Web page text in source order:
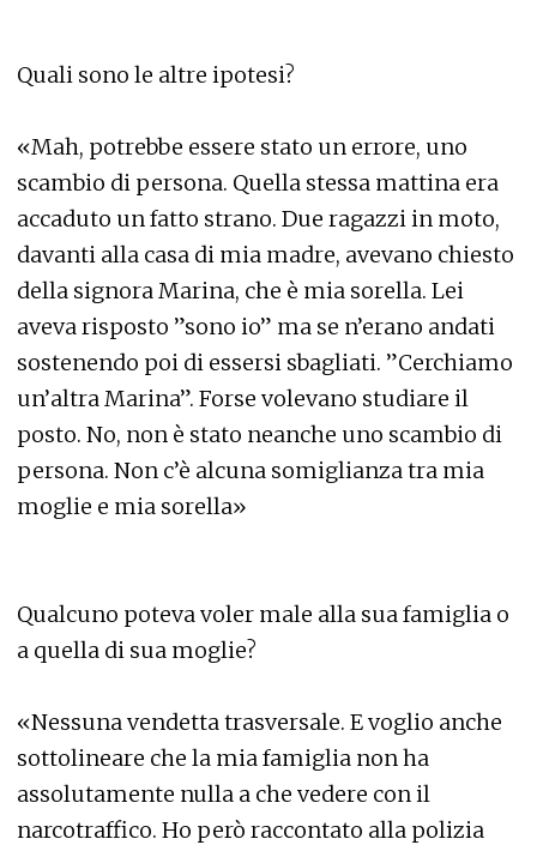
Quali sono le altre ipotesi?
«Mah, potrebbe essere stato un errore, uno
scambio di persona. Quella stessa mattina era
accaduto un fatto strano. Due ragazzi in moto,
davanti alla casa di mia madre, avevano chiesto
della signora Marina, che è mia sorella. Lei
aveva risposto ”sono io” ma se n’erano andati
sostenendo poi di essersi sbagliati. ”Cerchiamo
un’altra Marina”. Forse volevano studiare il
posto. No, non è stato neanche uno scambio di
persona. Non c’è alcuna somiglianza tra mia
moglie e mia sorella»
Qualcuno poteva voler male alla sua famiglia o
a quella di sua moglie?
«Nessuna vendetta trasversale. E voglio anche
sottolineare che la mia famiglia non ha
assolutamente nulla a che vedere con il
narcotraffico. Ho però raccontato alla polizia